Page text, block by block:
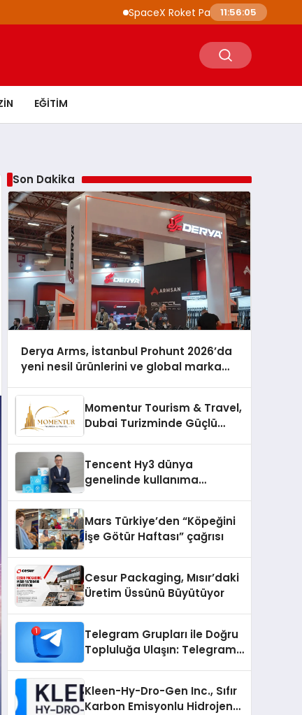
SpaceX Roket Parçası Ay’a Çarptı NASA
11:56:07
EĞITIM
Son Dakika
Derya Arms, İstanbul Prohunt 2026’da
yeni nesil ürünlerini ve global marka
Momentur Tourism & Travel,
Dubai Turizminde Güçlü
Tencent Hy3 dünya
genelinde kullanıma
Mars Türkiye’den “Köpeğini
İşe Götür Haftası” çağrısı
Cesur Packaging, Mısır’daki
Üretim Üssünü Büyütüyor
Telegram Grupları ile Doğru
Topluluğa Ulaşın: Telegram
Kleen-Hy-Dro-Gen Inc., Sıfır
Karbon Emisyonlu Hidrojen